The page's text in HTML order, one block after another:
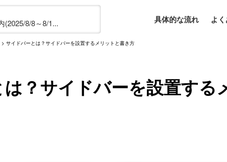
(2025/8/8～8/1... 具体的な流れ よ
> サイドバーとは？サイドバーを設置するメリットと書き方
？サイドバーを設置する